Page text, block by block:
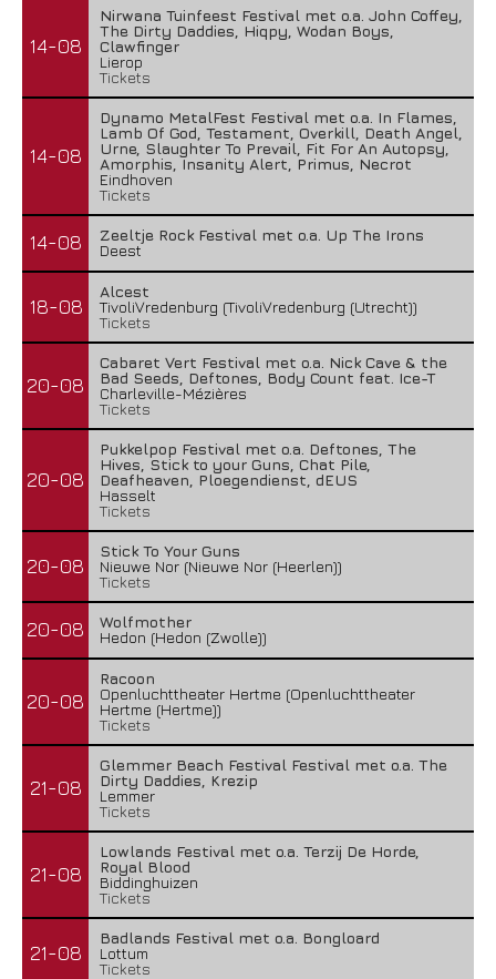
14-08
Nirwana Tuinfeest Festival met o.a. John Coffey,
The Dirty Daddies, Hiqpy, Wodan Boys,
Clawfinger
Lierop
Tickets
14-08
Dynamo MetalFest Festival met o.a. In Flames,
Lamb Of God, Testament, Overkill, Death Angel,
Urne, Slaughter To Prevail, Fit For An Autopsy,
Amorphis, Insanity Alert, Primus, Necrot
Eindhoven
Tickets
14-08
Zeeltje Rock Festival met o.a. Up The Irons
Deest
18-08
Alcest
TivoliVredenburg (TivoliVredenburg (Utrecht))
Tickets
20-08
Cabaret Vert Festival met o.a. Nick Cave & the
Bad Seeds, Deftones, Body Count feat. Ice-T
Charleville-Mézières
Tickets
20-08
Pukkelpop Festival met o.a. Deftones, The
Hives, Stick to your Guns, Chat Pile,
Deafheaven, Ploegendienst, dEUS
Hasselt
Tickets
20-08
Stick To Your Guns
Nieuwe Nor (Nieuwe Nor (Heerlen))
Tickets
20-08
Wolfmother
Hedon (Hedon (Zwolle))
20-08
Racoon
Openluchttheater Hertme (Openluchttheater
Hertme (Hertme))
Tickets
21-08
Glemmer Beach Festival Festival met o.a. The
Dirty Daddies, Krezip
Lemmer
Tickets
21-08
Lowlands Festival met o.a. Terzij De Horde,
Royal Blood
Biddinghuizen
Tickets
21-08
Badlands Festival met o.a. Bongloard
Lottum
Tickets